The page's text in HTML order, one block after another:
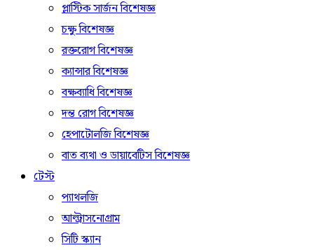
প্লাস্টিক সার্জন বিশেষজ্ঞ
চক্ষু বিশেষজ্ঞ
রক্তরোগ বিশেষজ্ঞ
ক্যান্সার বিশেষজ্ঞ
বক্ষব্যাধি বিশেষজ্ঞ
দন্ত রোগ বিশেষজ্ঞ
হেপাটোলজি বিশেষজ্ঞ
বাত ব্যথা ও ডায়াবেটিস বিশেষজ্ঞ
টেস্ট
প্যাথলজি
আল্ট্রাসনোগ্রাম
সিটি স্ক্যান